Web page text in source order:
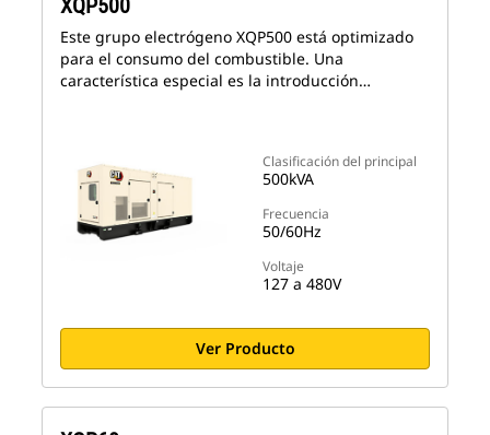
Clasificación del principal
500kVA
Frecuencia
50/60Hz
Voltaje
127 a 480V
XQP500
Este grupo electrógeno XQP500 está optimizado
para el consumo del combustible. Una
característica especial es la introducción…
Ver Producto